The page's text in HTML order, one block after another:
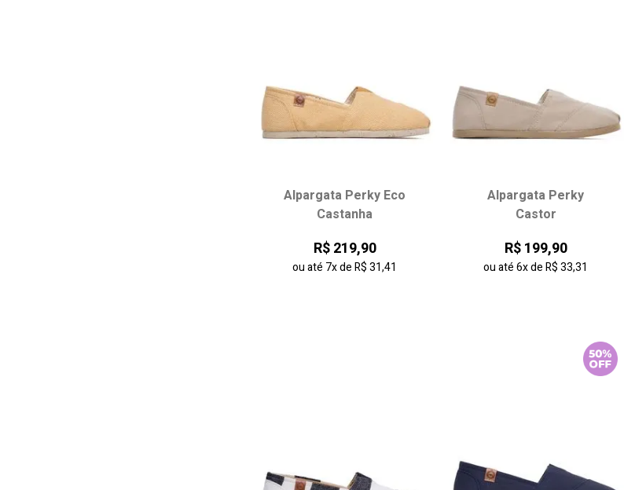
Escolha seu tamanho:
38
39
Escolha seu tamanho:
38
39
Alpargata Perky Eco
Castanha
R$ 219,90
ou até 7xdeR$ 31,41
Alpargata Perky
Castor
R$ 199,90
ou até6xdeR$ 33,31